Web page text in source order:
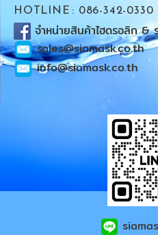
HOTLINE : 086-342-0330
จำหน่ายสินค้าไฮดรอลิก &
sales@siamask.co.th
info@siamask.co.th